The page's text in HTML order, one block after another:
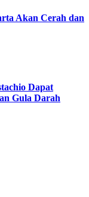
Akan Cerah dan
Dapat
Gula Darah